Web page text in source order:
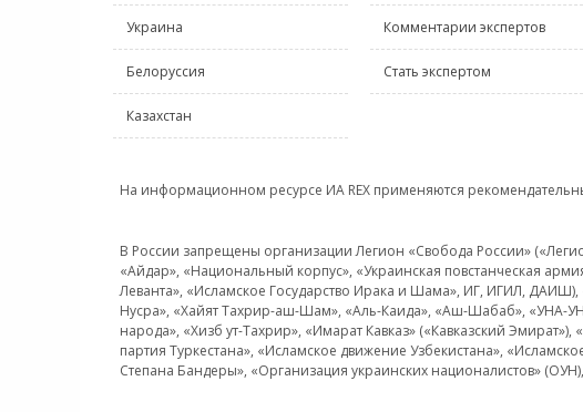
Украина
Белоруссия
Казахстан
Комментарии экспертов
Стать экспертом
На информационном ресурсе ИА REX применяются
В России запрещены организации Легион «Свобода России»
«Айдар», «Национальный корпус», «Украинская повстанческая
Леванта», «Исламское Государство Ирака и Шама», ИГ, ИГИЛ,
Нусра», «Хайят Тахрир-аш-Шам», «Аль-Каида», «Аш-Шабаб», «УНА-
народа», «Хизб ут-Тахрир», «Имарат Кавказ» («Кавказский
партия Туркестана», «Исламское движение Узбекистана»,
Степана Бандеры», «Организация украинских националистов»